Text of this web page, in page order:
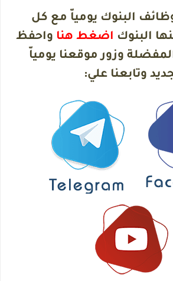
البنوك يومياّ مع كل
البنوك اضغط هنا واحفظ
وزور موقعنا يومياّ
وتابعنا علي: